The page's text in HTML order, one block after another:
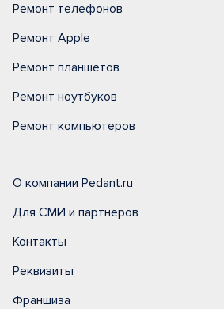
Ремонт телефонов
Ремонт Apple
Ремонт планшетов
Ремонт ноутбуков
Ремонт компьютеров
О компании Pedant.ru
Для СМИ и партнеров
Контакты
Реквизиты
Франшиза